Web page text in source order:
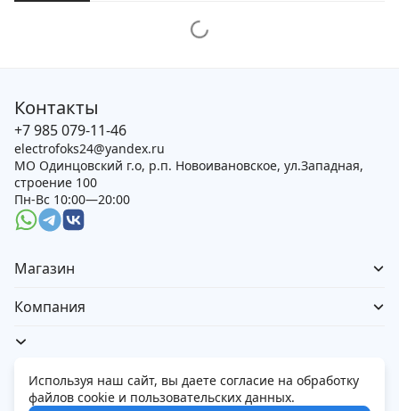
Контакты
+7 985 079-11-46
electrofoks24@yandex.ru
МО Одинцовский г.о, р.п. Новоивановское, ул.Западная,
строение 100
Пн-Вс 10:00—20:00
Магазин
Компания
Используя наш сайт, вы даете согласие на обработку
файлов cookie и пользовательских данных.